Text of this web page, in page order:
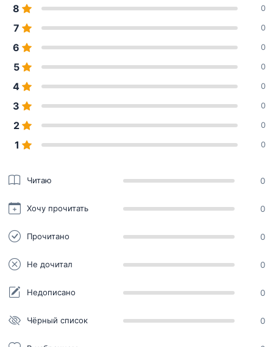
8 0
7 0
6 0
5 0
4 0
3 0
2 0
1 0
Читаю 0
Хочу прочитать 0
Прочитано 0
Не дочитал 0
Недописано 0
Чёрный список 0